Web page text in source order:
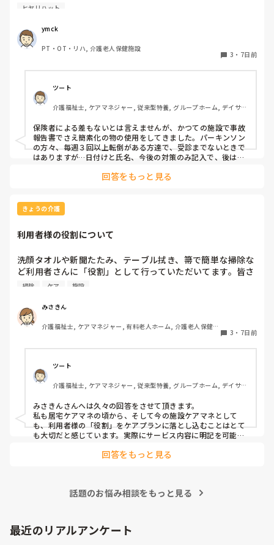
規・義務規定はないかと思います。つまるところ、用を成せ
ば、いくらでも簡素化できるものと言う考えなのですが…。
ており、氏名年齢生年月日等プロフィールとヒヤリ発生場所
の詳細、発生前後の経緯・予測される被害・対応策のフリー
記載と非常に煩雑です。
一時、フリー記載だけでも減らそうと、丸をつけて選択す
る方式を取ろうとしたのですが、あまり浸透せず…。
そこで、再度報告書の書式変更を検討したく、使いやすい
る書式は使いやすかったよ、とかこのアプリだとやりやすい
いただきたいです。
ヒヤリハット
ymck
PT・OT・リハ, 介護老人保健施設
3 ・ 7日前
ツート
介護福祉士, ケアマネジャー, 従来型特養, グループホーム, デイサー
保険者による差もないとは言えませんが、かつての施設で事故
報告書でさえ簡素化の物の使用をしてきました。パーキンソン
の方々、毎週３回以上転倒がある方達で、受診までないときで
はありますが…日付けと氏名、今後の対策のみ記入で、後は○
所や、店頭前の行動（何をしようとしていたか）、ぶつけた箇
ルルールの考え方も否定はできませんが、実際、厚労省の調査
研究でも、施設ごとに事故・ヒヤリハットの整理や様式を独自
正しくないとも思いますが、ヒヤリハット位簡素化はできるで
回答をもっと見る
きょうの介護
利用者様の役割について
洗顔タオルや新聞たたみ、テーブル拭き、箒で簡単な掃除な
ど利用者さんに「役割」として行っていただいてます。皆さ
んの施設では他にどんな役割がありますか？たまに時間を持
ります。今検討しているのは、食器洗いやスタッフと一緒に
行くゴミ出しなどです。
掃除 ケア 施設
みさきん
介護福祉士, ケアマネジャー, 有料老人ホーム, 介護老人保健施
3 ・ 7日前
ツート
介護福祉士, ケアマネジャー, 従来型特養, グループホーム, デイサー
みさきんさんへは久々の回答をさせて頂きます。
私も居宅ケアマネの頃から、そして今の施設ケアマネとして
も、利用者様の「役割」をケアプランに落とし込むことはとて
も大切だと感じています。実際にサービス内容に明記を可能な
す。 役割を持つことは、その方の自信や生きがいにつながりま
になります。
回答をもっと見る
話題のお悩み相談をもっと見る
最近のリアルアンケート